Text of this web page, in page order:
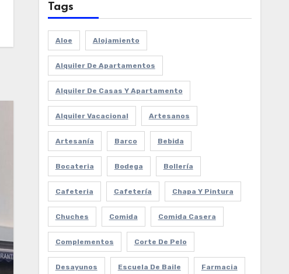
Tags
Aloe Alojamiento
Alquiler De Apartamentos
Alquiler De Casas Y Apartamento
Alquiler Vacacional Artesanos
Artesanía Barco Bebida
Bocateria Bodega Bollería
Cafeteria Cafetería Chapa Y Pintura
Chuches Comida Comida Casera
Complementos Corte De Pelo
Desayunos Escuela De Baile Farmacia